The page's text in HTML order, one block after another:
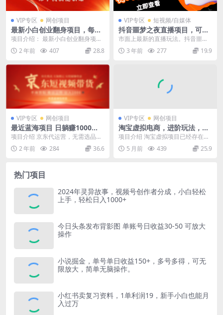
VIP专区 网创项目
最新小白创业翻身项目，每天
1个小时就能月入1万+，0门
项目介绍： 最新小白创业翻身项
目，每天1个小时就能月入1万+，0
门槛，一部手机就...
2 年前 407 28.8
VIP专区 短视频/自媒体
抖音噩梦之夜直播项目，可虚
拟人直播 抖音报白 实时互动
市面上最新的直播玩法。抖音噩梦
之夜，外面收费1980，可虚拟人直
播，抖音报白，实...
3 年前 277 19.9
VIP专区 网创项目
最近蓝海项目 日躺赚1000➕
无需剪辑 直接搬运
项目介绍 京东代运营，无需选品，
无需剪辑，无需拍摄，无需保证
金，一键搬运，单账号...
2 年前 284 36.6
VIP专区 网创项目
淘宝虚拟电商，进阶玩法，多
店矩阵倍增收益，单人月入1
W+
项目介绍 淘宝虚拟项目已经存在很
多年了，一直是非常稳定的一个项
目，适合长期操作，...
5 月前 439 25.9
热门项目
2024年灵异故事，视频号创作者分成，小白轻松
上手，轻松日入1000+
今日头条发布背影图 单账号日收益30-50 可放大
操作
小说掘金，单号单日收益150+，多号多得，可无
限放大，简单无脑操作。
小红书卖复习资料，1单利润19，新手小白也能月
入过万